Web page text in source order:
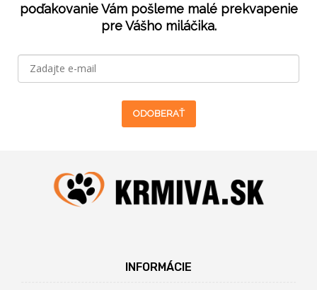
poďakovanie Vám pošleme malé prekvapenie
pre Vášho miláčika.
ODOBERAŤ
INFORMÁCIE